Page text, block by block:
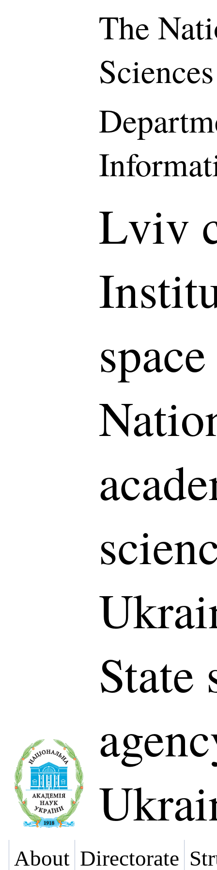
The
Lviv
State
About Directorate